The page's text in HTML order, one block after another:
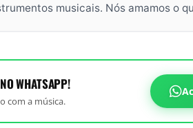
musicais. Nós amamos o
WHATSAPP!
com a música.